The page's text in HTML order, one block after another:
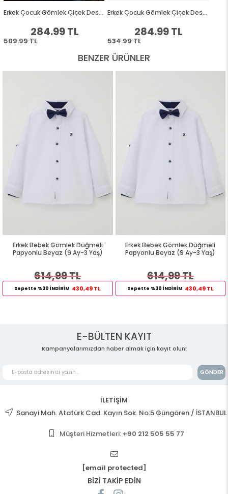
BENZER ÜRÜNLER
Erkek Bebek Gömlek Düğmeli
Papyonlu Beyaz (9 Ay-3 Yaş)
614,99 TL
Sepette %30 İNDİRİM 430,49 TL
Erkek Bebek Gömlek Düğmeli
Papyonlu Beyaz (9 Ay-3 Yaş)
614,99 TL
Sepette %30 İNDİRİM 430,49 TL
E-BÜLTEN KAYIT
Kampanyalarımızdan haber almak için kayıt olun!
GÖNDER
İLETİŞİM
Sanayi Mah. Atatürk Cad. Kayın Sok. No:5 Güngören / İSTANBUL
Müşteri Hizmetleri: +90 212 505 55 77
[email protected]
BİZİ TAKİP EDİN